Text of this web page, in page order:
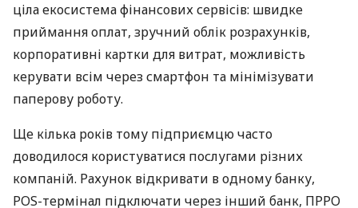
ціла екосистема фінансових сервісів: швидке
приймання оплат, зручний облік розрахунків,
корпоративні картки для витрат, можливість
керувати всім через смартфон та мінімізувати
паперову роботу.
Ще кілька років тому підприємцю часто
доводилося користуватися послугами різних
компаній. Рахунок відкривати в одному банку,
POS-термінал підключати через інший банк, ПРРО